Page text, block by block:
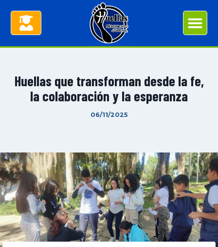
Huellas que transforman desde la fe,
la colaboración y la esperanza
06/11/2025